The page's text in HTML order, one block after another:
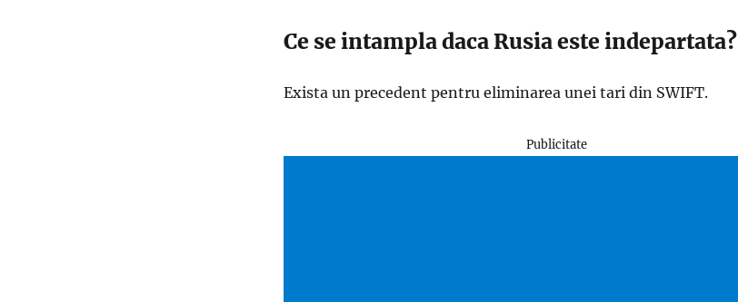
Ce se intampla daca Rusia este indepartata?
Exista un precedent pentru eliminarea unei tari din SWIFT.
Publicitate